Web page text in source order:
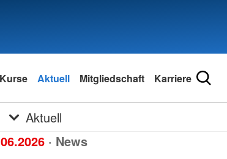
Kurse Aktuell Mitgliedschaft Karriere
Aktuell
· News